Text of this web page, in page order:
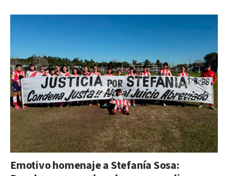
Emotivo homenaje a Stefanía Sosa: